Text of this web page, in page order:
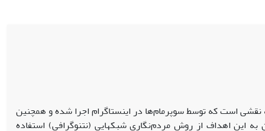
است که توسط سوپرمام‌ها در اینستاگرام اجرا شده و همچنین
مطالعه سبک و ابعاد زندگی‌ آنها از دیگر اهداف این پژوهش بوده است. برای رسیدن به این اهداف از روش مردم‌نگاری شبکه‎ایی (نتنوگرافی) استفاده